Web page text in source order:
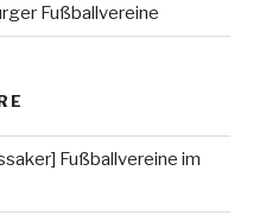
Fußballvereine
Fußballvereine im